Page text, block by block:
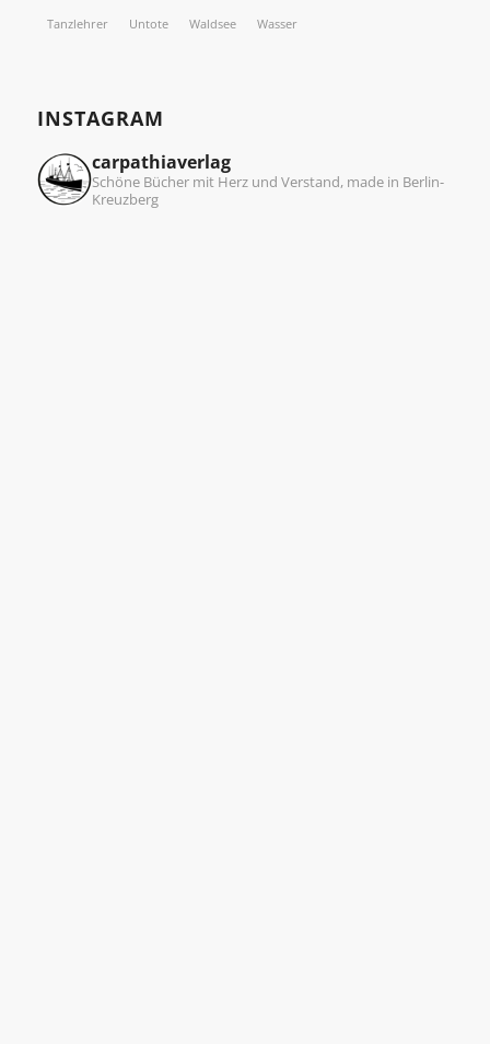
Tanzlehrer Untote Waldsee Wasser
INSTAGRAM
carpathiaverlag
Schöne Bücher mit Herz und Verstand, made in Berlin-
Kreuzberg